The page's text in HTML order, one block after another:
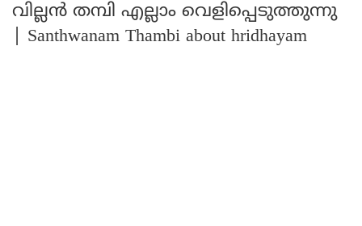
വില്ലൻ തമ്പി എല്ലാം വെളിപ്പെടുത്തുന്നു
| Santhwanam Thambi about hridhayam